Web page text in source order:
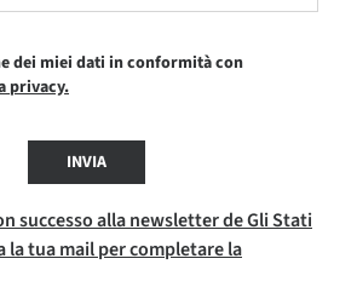
dei miei dati in conformità con
privacy.
INVIA
successo alla newsletter de Gli Stati
la tua mail per completare la